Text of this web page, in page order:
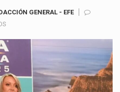
GENERAL - EFE
DESTACA
LA
IMPORTANCIA
DE
SEGURIDAD